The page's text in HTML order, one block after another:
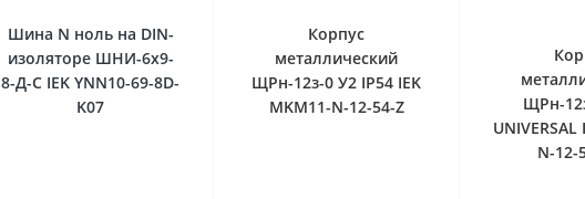
Шина N ноль на DIN-
изоляторе ШНИ-6х9-
8-Д-С IEK YNN10-69-8D-
K07
Корпус
металлический
ЩРн-12з-0 У2 IP54 IEK
MKM11-N-12-54-Z
ЩРн-
N-12-